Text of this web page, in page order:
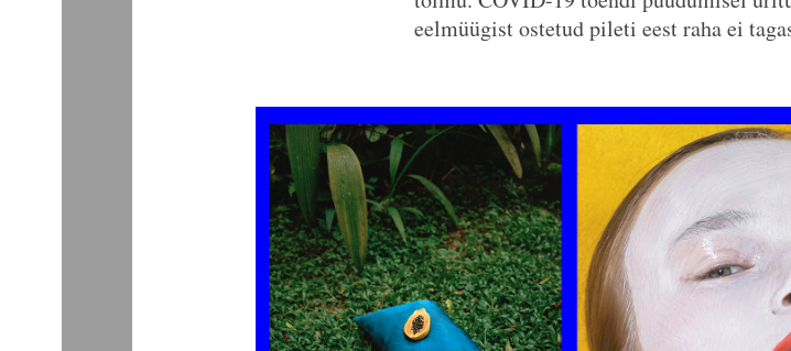
eelmüügist ostetud pileti eest raha ei